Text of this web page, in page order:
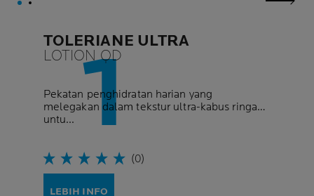
TOLERIANE ULTRA
LOTION QD
Pekatan penghidratan harian yang
melegakan dalam tekstur ultra-kabus ringan
untu...
(0)
LEBIH INFO
next